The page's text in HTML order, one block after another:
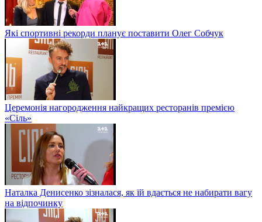
Які спортивні рекорди планує поставити Олег Собчук
Церемонія нагородження найкращих ресторанів премією
«Сіль»
Наталка Денисенко зізналася, як їй вдається не набирати вагу
на відпочинку